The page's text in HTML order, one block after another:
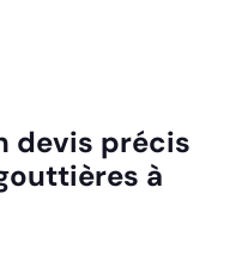
devis précis
à